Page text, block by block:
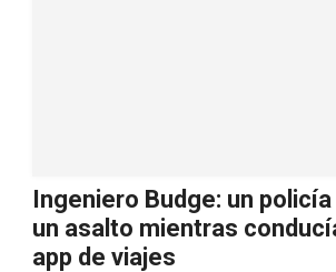
Ingeniero Budge: un
un asalto mientras
app de viajes